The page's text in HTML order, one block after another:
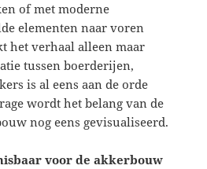
of met moderne
elementen naar voren
het verhaal alleen maar
tussen boerderijen,
is al eens aan de orde
wordt het belang van de
nog eens gevisualiseerd.
voor de akkerbouw